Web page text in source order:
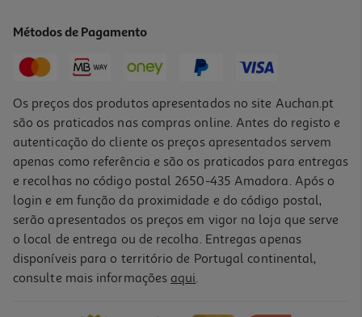
Colutório Kin Oral Pack 2x1 500ml
Métodos de Pagamento
Os preços dos produtos apresentados no site Auchan.pt
são os praticados nas compras online. Antes do registo e
autenticação do cliente os preços apresentados servem
apenas como referência e são os praticados para entregas
e recolhas no código postal 2650-435 Amadora. Após o
login e em função da proximidade e do código postal,
serão apresentados os preços em vigor na loja que serve
o local de entrega ou de recolha. Entregas apenas
disponíveis para o território de Portugal continental,
consulte mais informações aqui.